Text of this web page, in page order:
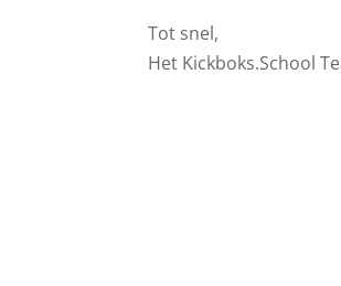
Tot snel,
Het Kickboks.School